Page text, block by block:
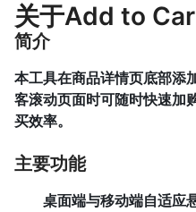
关于Add to
简介
本工具在商品详情页底部添
客滚动页面时可随时快速加
买效率。
主要功能
桌面端与移动端自适应